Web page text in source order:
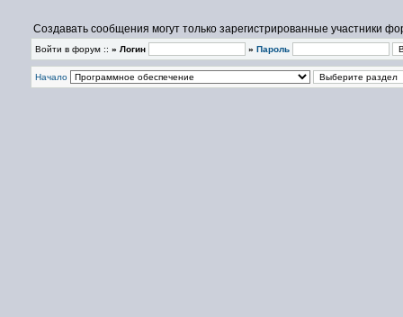
Создавать сообщения могут только зарегистрированные участники
Войти в форум :: » Логин » Пароль
Начало